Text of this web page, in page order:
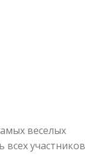
веселых
участников